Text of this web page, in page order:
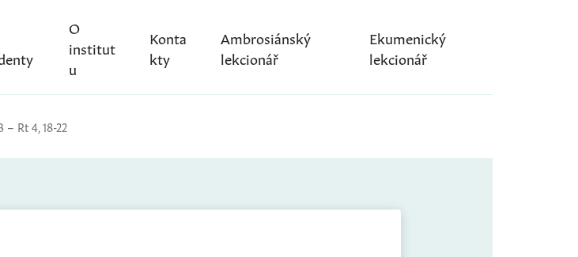
O
institut
u
Konta
kty
Ambrosiánský
lekcionář
Ekumenický
lekcionář
Rt 4, 18-22